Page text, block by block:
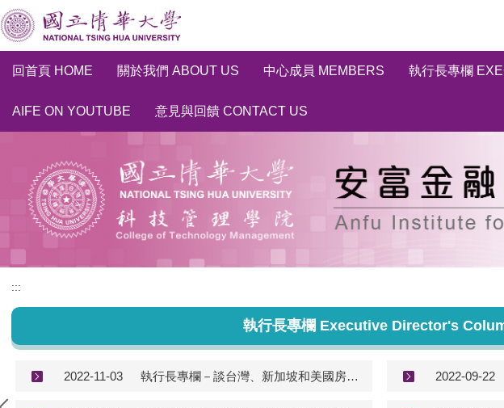
跳
到
主
要
內
區
回首頁 HOME 關於我們 ABOUT US 中心成員 MEMBERS 執行長專欄
AIFE ON YOUTUBE 意見與回饋 CONTACT US
:::
執行長專欄 Executive Director's
2022-11-03 執行長專欄－談台灣、新加坡和美國房地產現況 Executive Director's Column (2022/11/3) 2022-09-22